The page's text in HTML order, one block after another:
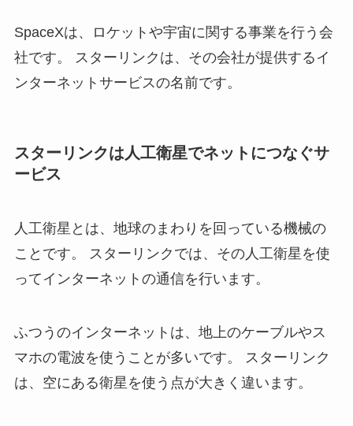
SpaceXは、ロケットや宇宙に関する事業を行う会
社です。 スターリンクは、その会社が提供するイ
ンターネットサービスの名前です。
スターリンクは人工衛星でネットにつなぐサ
ービス
人工衛星とは、地球のまわりを回っている機械の
ことです。 スターリンクでは、その人工衛星を使
ってインターネットの通信を行います。
ふつうのインターネットは、地上のケーブルやス
マホの電波を使うことが多いです。 スターリンク
は、空にある衛星を使う点が大きく違います。